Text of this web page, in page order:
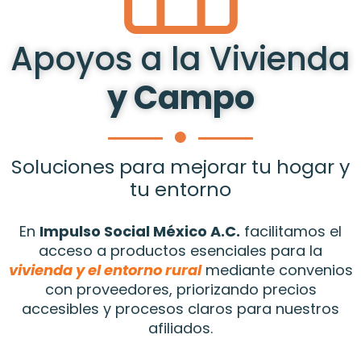
Apoyos a la Vivienda
y Campo
Soluciones para mejorar tu hogar y
tu entorno
En Impulso Social México A.C. facilitamos el
acceso a productos esenciales para la
vivienda y el entorno ruralmediante convenios
con proveedores, priorizando precios
accesibles y procesos claros para nuestros
afiliados.